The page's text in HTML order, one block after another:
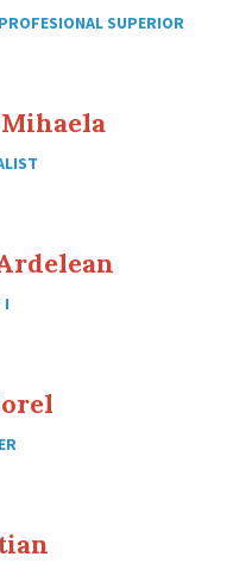
SUPERIOR
I